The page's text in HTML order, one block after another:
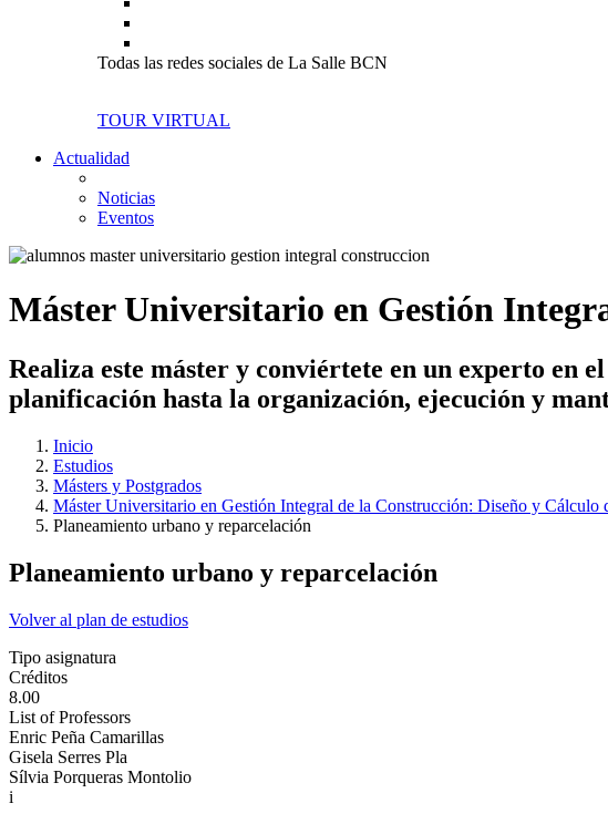
Todas las redes sociales de La Salle BCN
TOUR VIRTUAL
Actualidad
Noticias
Eventos
Máster Universitario en Gestión
Realiza este máster y conviértete en un experto en
planificación hasta la organización, ejecución y
Inicio
Estudios
Másters y Postgrados
Máster Universitario en Gestión Integral de la Construcción: Diseño y Cálculo
Planeamiento urbano y reparcelación
Planeamiento urbano y reparcelación
Volver al plan de estudios
Tipo asignatura
Créditos
8.00
List of Professors
Enric Peña Camarillas
Gisela Serres Pla
Sílvia Porqueras Montolio
i